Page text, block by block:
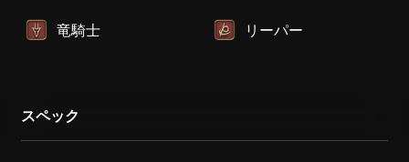
竜騎士 リーパー
スペック